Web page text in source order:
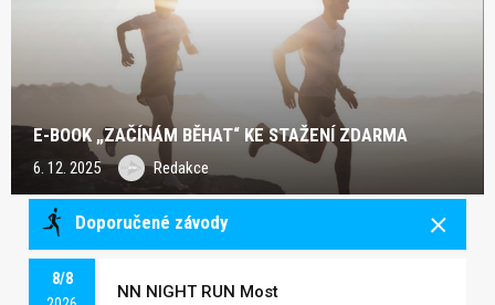
E-BOOK „ZAČÍNÁM BĚHAT“ KE STAŽENÍ ZDARMA
6. 12. 2025 Redakce
Doporučené závody
8/8
NN NIGHT RUN Most